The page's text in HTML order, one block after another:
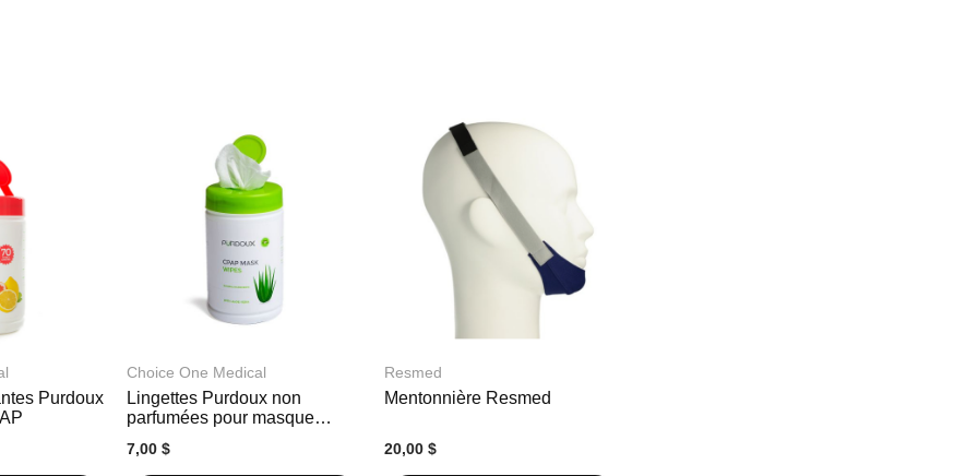
Purdoux
Choice One Medical
Lingettes Purdoux non
parfumées pour masque
7,00 $
Resmed
Mentonnière Resmed
20,00 $